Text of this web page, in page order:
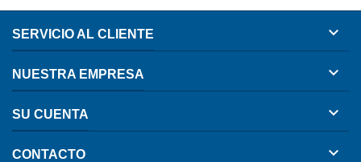
SERVICIO AL CLIENTE 
NUESTRA EMPRESA 
SU CUENTA 
CONTACTO 